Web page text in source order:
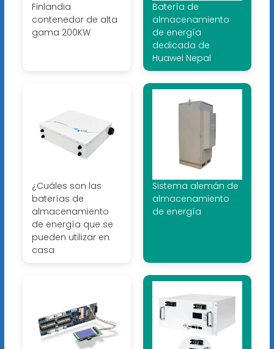
Finlandia
contenedor de alta
gama 200KW
Batería de
almacenamiento
de energía
dedicada de
Huawei Nepal
¿Cuáles son las
baterías de
almacenamiento
de energía que se
pueden utilizar en
casa
Sistema alemán de
almacenamiento
de energía